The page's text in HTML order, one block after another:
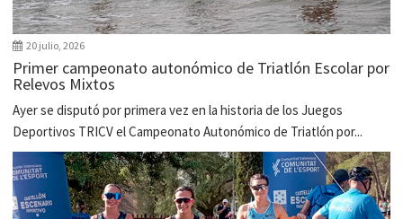
20 julio, 2026
Primer campeonato autonómico de Triatlón Escolar por
Relevos Mixtos
Ayer se disputó por primera vez en la historia de los Juegos
Deportivos TRICV el Campeonato Autonómico de Triatlón por...